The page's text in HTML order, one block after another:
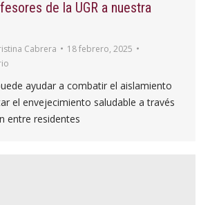
de la UGR a nuestra
Cabrera
18 febrero, 2025
ayudar a combatir el aislamiento
el envejecimiento saludable a través
entre residentes